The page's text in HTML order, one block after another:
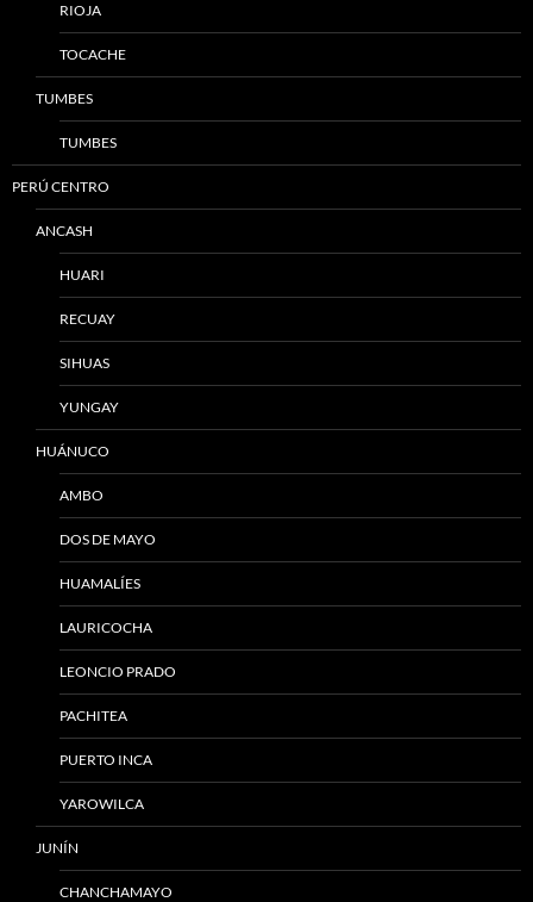
RIOJA
TOCACHE
TUMBES
TUMBES
PERÚ CENTRO
ANCASH
HUARI
RECUAY
SIHUAS
YUNGAY
HUÁNUCO
AMBO
DOS DE MAYO
HUAMALÍES
LAURICOCHA
LEONCIO PRADO
PACHITEA
PUERTO INCA
YAROWILCA
JUNÍN
CHANCHAMAYO